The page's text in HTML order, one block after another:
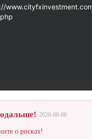
2026-08-06
о рисках!